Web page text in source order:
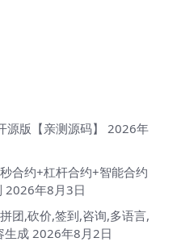
版【亲测源码】
2026年
合约+杠杆合约+智能合约
2026年8月3日
团,砍价,签到,咨询,多语言,
生成 2026年8月2日